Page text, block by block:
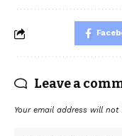
Leave a
Your email address will not